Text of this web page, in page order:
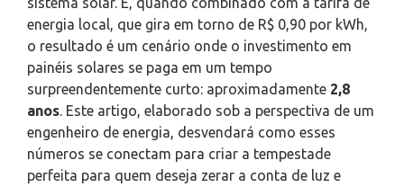
energia local, que gira em torno de R$ 0,90 por kWh,
o resultado é um cenário onde o investimento em
painéis solares se paga em um tempo
surpreendentemente curto: aproximadamente 2,8
anos . Este artigo, elaborado sob a perspectiva de um
engenheiro de energia, desvendará como esses
números se conectam para criar a tempestade
perfeita para quem deseja zerar a conta de luz e